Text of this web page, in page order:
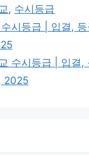
, 수시등급
시등급 | 입결,
수시등급 | 입결,
2025